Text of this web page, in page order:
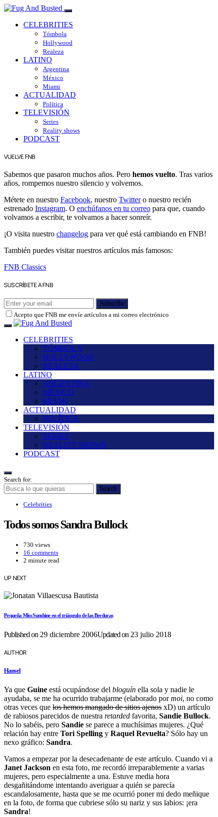
CELEBRITIES
Tómbola
Hollywood
Realeza
LATINO
Argentina
México
Miami
ACTUALIDAD
Política
TELEVISIÓN
Series
Reality shows
PODCAST
VUELVE FNB
Sabemos que pasaron muchos años. Pero hemos vuelto. Tras varios
años, rompemos nuestro silencio y volvemos.
Métete en nuestro Facebook, nuestro Twittero nuestro recién
estrenado Instagram. O enchúfanos en tu correo para que, cuando
volvamos a escribir, te volvamos a hacer sonreír.
¡O visita nuestro changelog para ver qué está cambiando en FNB!
También puedes visitar nuestros artículos más famosos:
FNB Classics
SUSCRÍBETE A FNB
Subscribe
Acepto que FNB me envíe artículos a mi correo electrónico
CELEBRITIES
TÓMBOLA
HOLLYWOOD
REALEZA
LATINO
ARGENTINA
MÉXICO
MIAMI
ACTUALIDAD
POLÍTICA
TELEVISIÓN
SERIES
REALITY SHOWS
PODCAST
Search for:
Search
Celebrities
Todos somos Sandra Bullock
730 views
16 comments
2 minute read
UP NEXT
Pequeña Miss Sunshine en el triángulo de las Berduras
Published on29 diciembre 2006Updated on23 julio 2018
AUTHOR
Hansel
Ya que Guine está ocupándose del bloguín ella sola y nadie le
ayudaba, se me ha ocurrido trabajarme (elaborado pormoi, no como
otras veces que los hemos mangado de sitios ajenos xD) un artículo
de rabiosos parecidos de nuestra retarded favorita, Sandie Bullock.
No lo sabéis, pero Sandie se parece a muchísimas mujeres. ¿Qué
relación hay entre Tori Spelling y Raquel Revuelta? Sólo hay un
nexo gráfico: Sandra.
Vamos a empezar por la desecadenante de este artículo. Cuando vi a
Janet Jackson en esta foto, me recordó irreparablemente a varias
mujeres, pero especialmente a una. Estuve media hora
desgañitándome intentando averiguar a quién se parecía
escandalosamente, hasta que se me ocurrió poner mi dedo meñique
en la foto, de forma que cubriese sólo su nariz y sus labios: ¡era
Sandra!